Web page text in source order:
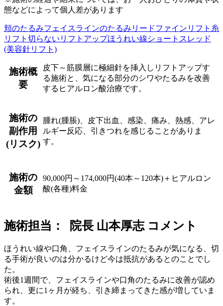
態などによって個人差があります
頬のたるみフェイスラインのたるみ リードファインリフト 糸
リフト 切らないリフトアップほうれい線ショートスレッド
(美容針リフト)
施術概
要
皮下～筋膜層に極細針を挿入しリフトアップす
る施術と、気になる部分のシワやたるみを改善
するヒアルロン酸治療です。
施術の
副作用
(リスク)
腫れ(腫脹)、皮下出血、感染、痛み、熱感、アレ
ルギー反応、引きつれを感じることがありま
す。
施術の
金額
90,000円～174,000円(40本～120本)＋ヒアルロン
酸(各種)料金
施術担当： 院長 山本厚志 コメント
ほうれい線や口角、フェイスラインのたるみが気になる、切
る手術が良いのは分かるけど今は抵抗があるとのことでし
た。
術後1週間で、フェイスラインや口角のたるみに改善が認め
られ、更に1ヶ月が経ち、引き締まってきた感が増していま
す。